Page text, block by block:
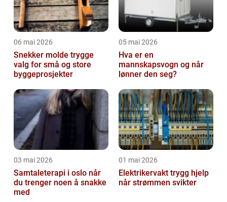
06 mai 2026
Snekker molde trygge
valg for små og store
byggeprosjekter
05 mai 2026
Hva er en
mannskapsvogn og når
lønner den seg?
03 mai 2026
Samtaleterapi i oslo når
du trenger noen å snakke
med
01 mai 2026
Elektrikervakt trygg hjelp
når strømmen svikter